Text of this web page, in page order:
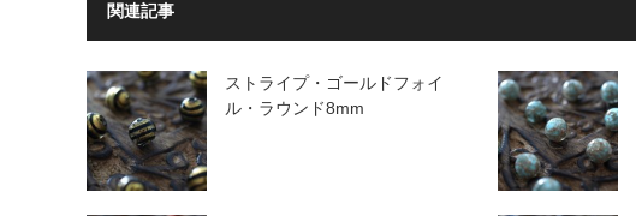
関連記事
ストライプ・ゴールドフォイ
ル・ラウンド8mm